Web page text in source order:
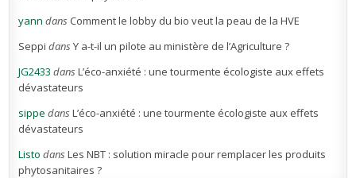
yann dans Comment le lobby du bio veut la peau de la HVE
Seppi dansY a-t-il un pilote au ministère de l’Agriculture ?
JG2433 dansL’éco-anxiété : une tourmente écologiste aux effets
dévastateurs
sippe dansL’éco-anxiété : une tourmente écologiste aux effets
dévastateurs
Listo dansLes NBT : solution miracle pour remplacer les produits
phytosanitaires ?